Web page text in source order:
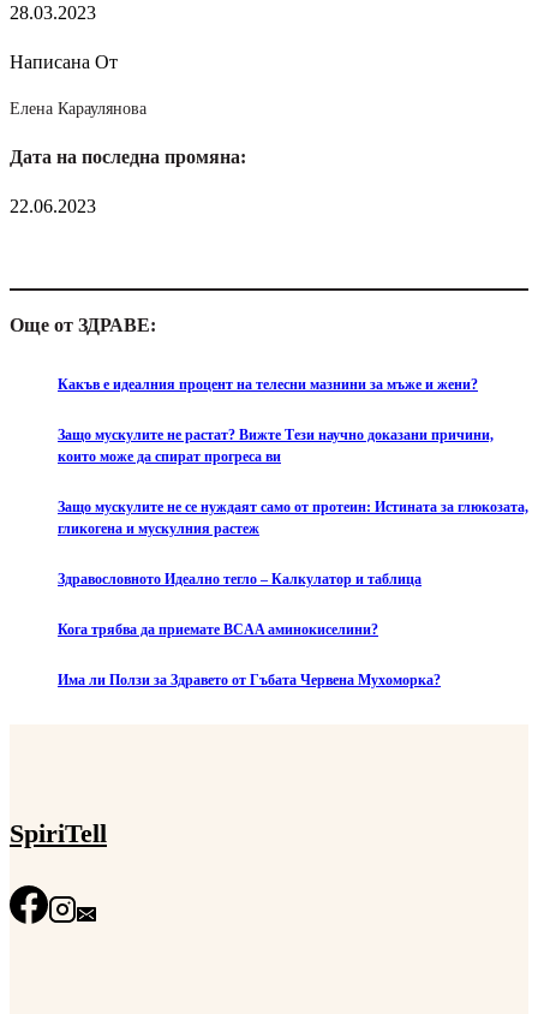
28.03.2023
Написана От
Елена Караулянова
Дата на последна промяна:
22.06.2023
Още от ЗДРАВЕ:
Какъв е идеалния процент на телесни мазнини за мъже и жени?
Защо мускулите не растат? Вижте Тези научно доказани причини,
които може да спират прогреса ви
Защо мускулите не се нуждаят само от протеин: Истината за глюкозата,
гликогена и мускулния растеж
Здравословното Идеално тегло – Калкулатор и таблица
Кога трябва да приемате BCAA аминокиселини?
Има ли Ползи за Здравето от Гъбата Червена Мухоморка?
SpiriTell